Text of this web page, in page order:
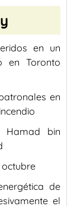
en un
en Toronto
en
Hamad bin
octubre
de
el